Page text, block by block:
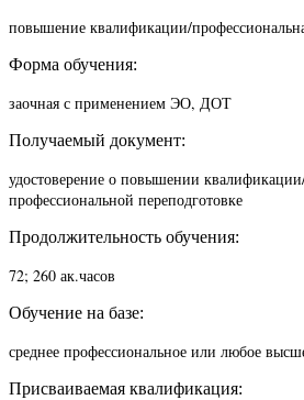
повышение квалификации/п
Форма обучения:
заочная с применением ЭО, ДОТ
Получаемый документ:
удостоверение о повышении
профессиональной переподготовке
Продолжительность обучения:
72; 260 ак.часов
Обучение на базе:
среднее профессиональное или любое
Присваиваемая квалификация: